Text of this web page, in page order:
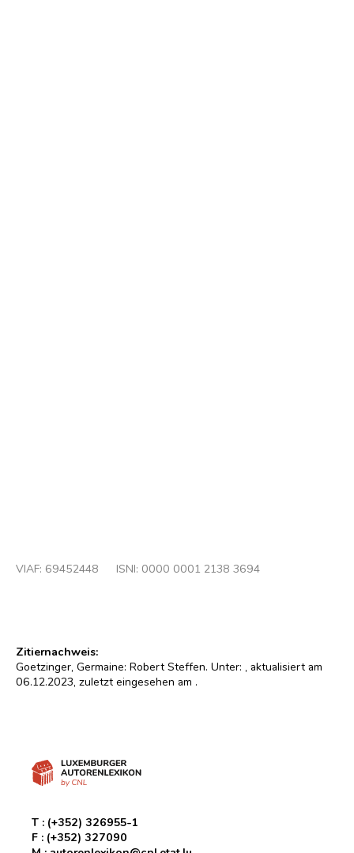
VIAF: 69452448 ISNI: 0000 0001 2138 3694
Zitiernachweis:
Goetzinger, Germaine: Robert Steffen. Unter:
, aktualisiert am
06.12.2023, zuletzt eingesehen am .
T : (+352) 326955-1
F : (+352) 327090